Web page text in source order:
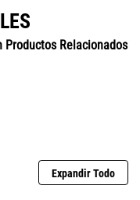
Productos Relacionados
Expandir Todo